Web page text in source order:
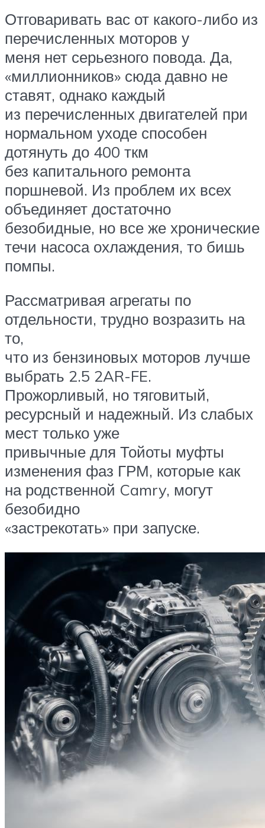
Отговаривать вас от какого-либо из
перечисленных моторов у
меня нет серьезного повода. Да,
«миллионников» сюда давно не
ставят, однако каждый
из перечисленных двигателей при
нормальном уходе способен
дотянуть до 400 ткм
без капитального ремонта
поршневой. Из проблем их всех
объединяет достаточно
безобидные, но все же хронические
течи насоса охлаждения, то бишь
помпы.
Рассматривая агрегаты по
отдельности, трудно возразить на
то,
что из бензиновых моторов лучше
выбрать 2.5 2AR-FE.
Прожорливый, но тяговитый,
ресурсный и надежный. Из слабых
мест только уже
привычные для Тойоты муфты
изменения фаз ГРМ, которые как
на родственной Camry, могут
безобидно
«застрекотать» при запуске.